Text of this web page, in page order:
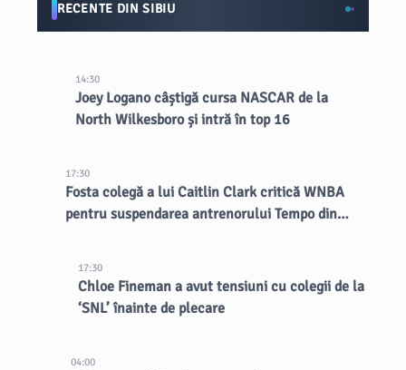
RECENTE DIN SIBIU
14:30
Joey Logano câștigă cursa NASCAR de la
North Wilkesboro și intră în top 16
17:30
Fosta colegă a lui Caitlin Clark critică WNBA
pentru suspendarea antrenorului Tempo din
17:30
Chloe Fineman a avut tensiuni cu colegii de la
‘SNL’ înainte de plecare
04:00